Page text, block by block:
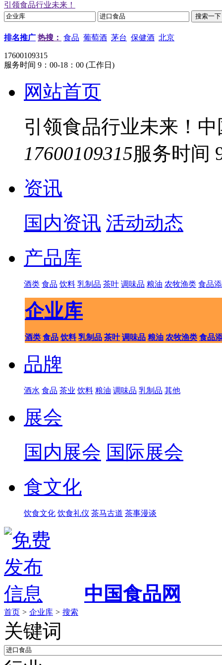
引领食品行业未来！
排名推广 热搜： 食品 葡萄酒 茅台 保健酒 北京
17600109315
服务时间 9：00-18：00 (工作日)
网站首页
引领食品行业未来！
17600109315服务时间
资讯
国内资讯 活动动态
产品库
酒类 食品 饮料 乳制品 茶叶 调味品 粮油 农牧渔类 食品
企业库
酒类 食品 饮料 乳制品 茶叶 调味品 粮油 农牧渔类 食品
品牌
酒水 食品 茶业 饮料 粮油 调味品 乳制品 其他
展会
国内展会 国际展会
食文化
饮食文化 饮食礼仪 茶马古道 茶事漫谈
中国食品网
首页 > 企业库 > 搜索
关键词